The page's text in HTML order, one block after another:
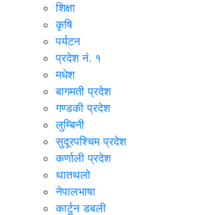
शिक्षा
कृषि
पर्यटन
प्रदेश नं. १
मधेश
बागमती प्रदेश
गण्डकी प्रदेश
लुम्बिनी
सुदूरपश्चिम प्रदेश
कर्णाली प्रदेश
थातथलो
नेपालभाषा
कार्टुन डबली